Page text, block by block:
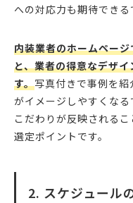
への対応力も期待できる
内装業者のホームペー
と、業者の得意なデザ
す。写真付きで事例を
がイメージしやすくな
こだわりが反映される
選定ポイントです。
2. スケジュール